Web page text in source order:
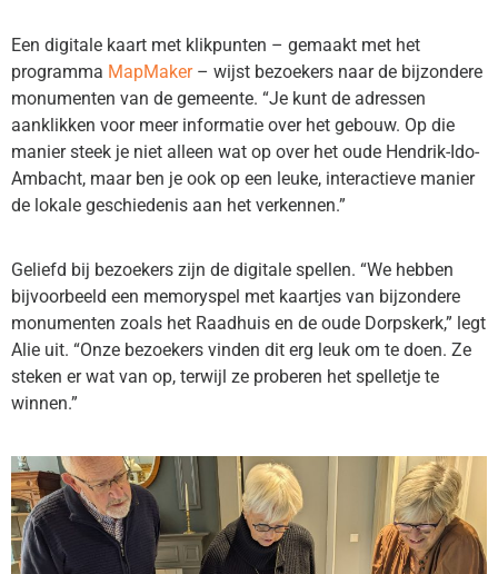
Een digitale kaart met klikpunten – gemaakt met het
programma MapMaker– wijst bezoekers naar de bijzondere
monumenten van de gemeente. “Je kunt de adressen
aanklikken voor meer informatie over het gebouw. Op die
manier steek je niet alleen wat op over het oude Hendrik-Ido-
Ambacht, maar ben je ook op een leuke, interactieve manier
de lokale geschiedenis aan het verkennen.”
Geliefd bij bezoekers zijn de digitale spellen. “We hebben
bijvoorbeeld een memoryspel met kaartjes van bijzondere
monumenten zoals het Raadhuis en de oude Dorpskerk,” legt
Alie uit. “Onze bezoekers vinden dit erg leuk om te doen. Ze
steken er wat van op, terwijl ze proberen het spelletje te
winnen.”